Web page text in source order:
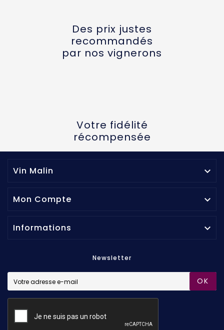
Des prix justes
recommandés
par nos vignerons
Votre fidélité
récompensée
Vin Malin 
Mon Compte 
Informations 
Newsletter
OK